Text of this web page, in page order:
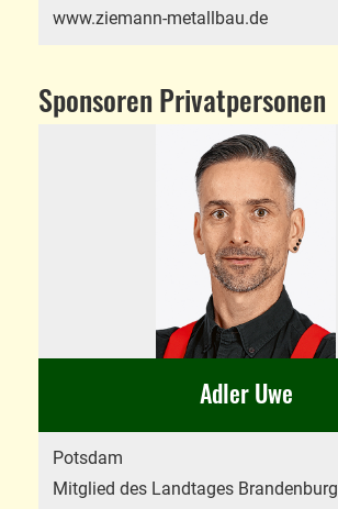
www.ziemann-metallbau.de
Sponsoren Privatpersonen
Adler Uwe
Potsdam
Mitglied des Landtages Brandenburg